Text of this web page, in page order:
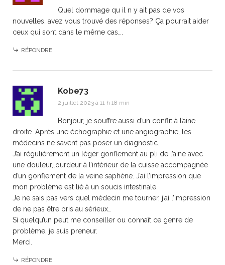
Quel dommage qu il n y ait pas de vos
nouvelles…avez vous trouvé des réponses? Ça pourrait aider
ceux qui sont dans le même cas….
RÉPONDRE
Kobe73
2 juillet 2023 à 11 h 18 min
Bonjour, je souffre aussi d’un conflit à l’aine
droite. Après une échographie et une angiographie, les
médecins ne savent pas poser un diagnostic.
J’ai régulièrement un léger gonflement au pli de l’aine avec
une douleur,lourdeur à l’intérieur de la cuisse accompagnée
d’un gonflement de la veine saphène. J’ai l’impression que
mon problème est lié à un soucis intestinale.
Je ne sais pas vers quel médecin me tourner, j’ai l’impression
de ne pas être pris au sérieux…
Si quelqu’un peut me conseiller ou connaît ce genre de
problème, je suis preneur.
Merci.
RÉPONDRE